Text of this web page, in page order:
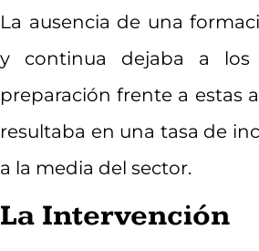
La ausencia de una
y continua dejaba a los
preparación frente a estas
resultaba en una tasa de
a la media del sector.
La Intervención